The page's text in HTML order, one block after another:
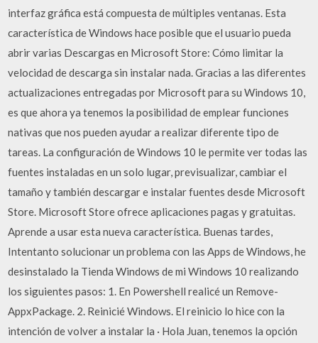
interfaz gráfica está compuesta de múltiples ventanas. Esta
característica de Windows hace posible que el usuario pueda
abrir varias Descargas en Microsoft Store: Cómo limitar la
velocidad de descarga sin instalar nada. Gracias a las diferentes
actualizaciones entregadas por Microsoft para su Windows 10,
es que ahora ya tenemos la posibilidad de emplear funciones
nativas que nos pueden ayudar a realizar diferente tipo de
tareas. La configuración de Windows 10 le permite ver todas las
fuentes instaladas en un solo lugar, previsualizar, cambiar el
tamaño y también descargar e instalar fuentes desde Microsoft
Store. Microsoft Store ofrece aplicaciones pagas y gratuitas.
Aprende a usar esta nueva característica. Buenas tardes,
Intentanto solucionar un problema con las Apps de Windows, he
desinstalado la Tienda Windows de mi Windows 10 realizando
los siguientes pasos: 1. En Powershell realicé un Remove-
AppxPackage. 2. Reinicié Windows. El reinicio lo hice con la
intención de volver a instalar la · Hola Juan, tenemos la opción